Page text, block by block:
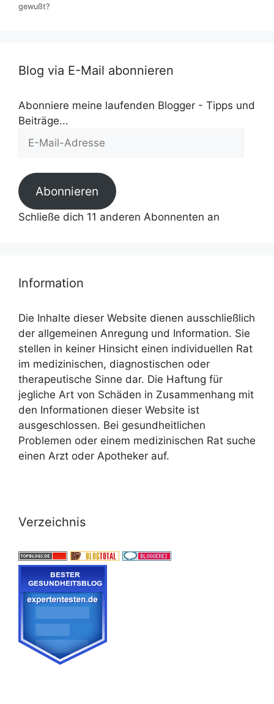
gewußt?
Blog via E-Mail abonnieren
Abonniere meine laufenden Blogger - Tipps und
Beiträge...
Mail-
Abonnieren
Schließe dich 11 anderen Abonnenten an
Information
Die Inhalte dieser Website dienen ausschließlich
der allgemeinen Anregung und Information. Sie
stellen in keiner Hinsicht einen individuellen Rat
im medizinischen, diagnostischen oder
therapeutische Sinne dar. Die Haftung für
jegliche Art von Schäden in Zusammenhang mit
den Informationen dieser Website ist
ausgeschlossen. Bei gesundheitlichen
Problemen oder einem medizinischen Rat suche
einen Arzt oder Apotheker auf.
Verzeichnis